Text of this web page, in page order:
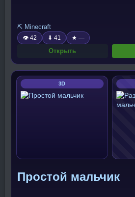
⛏️ Minecraft
👁 42 ⬇ 41 ★ —
Открыть
3D
Простой мальчик